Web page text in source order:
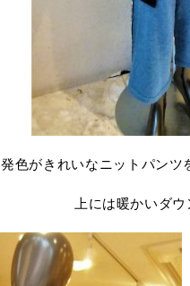
発色がきれいなニットパンツ
上には暖かいダ